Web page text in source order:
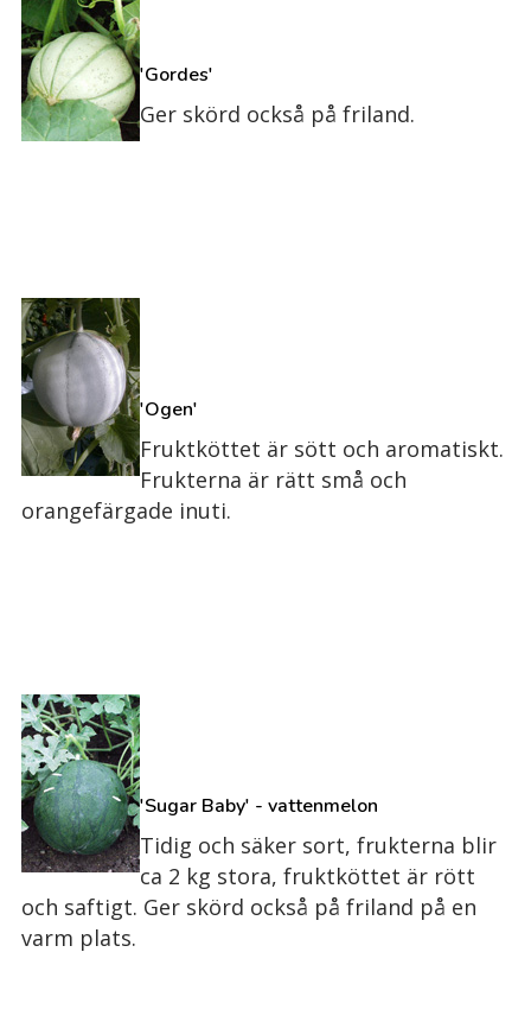
'Gordes'
Ger skörd också på friland.
'Ogen'
Fruktköttet är sött och aromatiskt.
Frukterna är rätt små och
orangefärgade inuti.
'Sugar Baby' - vattenmelon
Tidig och säker sort, frukterna blir
ca 2 kg stora, fruktköttet är rött
och saftigt. Ger skörd också på friland på en
varm plats.